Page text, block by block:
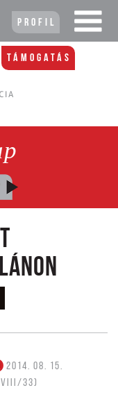
Profil
Támogatás
2014. 08. 15.
33)